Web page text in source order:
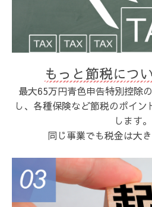
もっと節税につ
最大65万円青色申告特別控除
し、各種保険など節税のポイ
します。
同じ事業でも税金は大